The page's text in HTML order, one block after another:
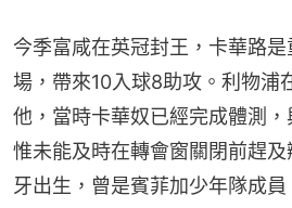
今季富咸在英冠封王，卡華路
場，帶來10入球8助攻。利物浦
他，當時卡華奴已經完成體測，
惟未能及時在轉會窗關閉前趕
牙出生，曾是賓菲加少年隊成